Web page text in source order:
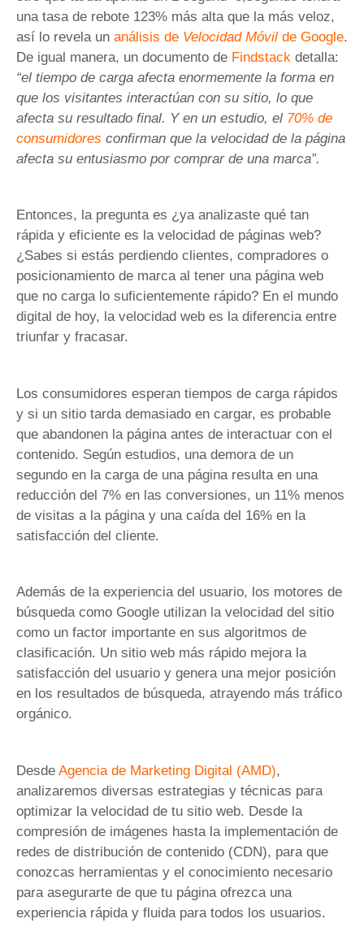
una tasa de rebote 123% más alta que la más veloz,
así lo revela un análisis de Velocidad Móvil de Google.
De igual manera, un documento de Findstack detalla:
“el tiempo de carga afecta enormemente la forma en
que los visitantes interactúan con su sitio, lo que
afecta su resultado final. Y en un estudio, el 70% de
consumidores confirman que la velocidad de la página
afecta su entusiasmo por comprar de una marca”.
Entonces, la pregunta es ¿ya analizaste qué tan
rápida y eficiente es la velocidad de páginas web?
¿Sabes si estás perdiendo clientes, compradores o
posicionamiento de marca al tener una página web
que no carga lo suficientemente rápido? En el mundo
digital de hoy, la velocidad web es la diferencia entre
triunfar y fracasar.
Los consumidores esperan tiempos de carga rápidos
y si un sitio tarda demasiado en cargar, es probable
que abandonen la página antes de interactuar con el
contenido. Según estudios, una demora de un
segundo en la carga de una página resulta en una
reducción del 7% en las conversiones, un 11% menos
de visitas a la página y una caída del 16% en la
satisfacción del cliente.
Además de la experiencia del usuario, los motores de
búsqueda como Google utilizan la velocidad del sitio
como un factor importante en sus algoritmos de
clasificación. Un sitio web más rápido mejora la
satisfacción del usuario y genera una mejor posición
en los resultados de búsqueda, atrayendo más tráfico
orgánico.
Desde Agencia de Marketing Digital (AMD),
analizaremos diversas estrategias y técnicas para
optimizar la velocidad de tu sitio web. Desde la
compresión de imágenes hasta la implementación de
redes de distribución de contenido (CDN), para que
conozcas herramientas y el conocimiento necesario
para asegurarte de que tu página ofrezca una
experiencia rápida y fluida para todos los usuarios.